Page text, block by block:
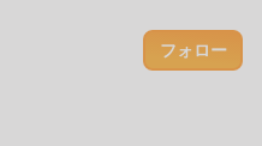
フォロー